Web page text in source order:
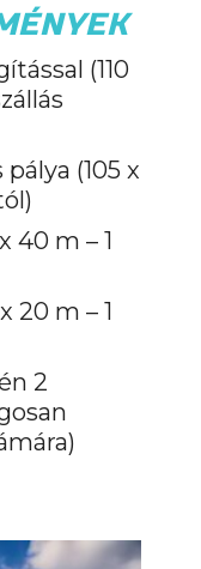
(110
(105 x
40 m – 1
20 m – 1
2